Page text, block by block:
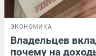
ЭКОНОМИКА
Владельцев
почему на